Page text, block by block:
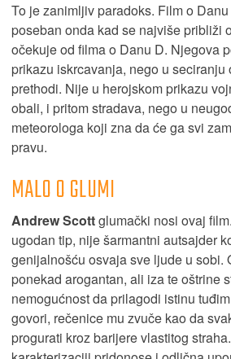
To je zanimljiv paradoks. Film o
poseban onda kad se najviše približi
očekuje od filma o Danu D. Njegova
prikazu iskrcavanja, nego u seciranju
prethodi. Nije u herojskom prikazu
obali, i pritom stradava, nego u
meteorologa koji zna da će ga svi
pravu.
MALO O GLUMI
Andrew Scottglumački nosi ovaj
ugodan tip, nije šarmantni autsajder
genijalnošću osvaja sve ljude u sobi.
ponekad arogantan, ali iza te oštrine
nemogućnost da prilagodi istinu
govori, rečenice mu zvuče kao da
progurati kroz barijere vlastitog